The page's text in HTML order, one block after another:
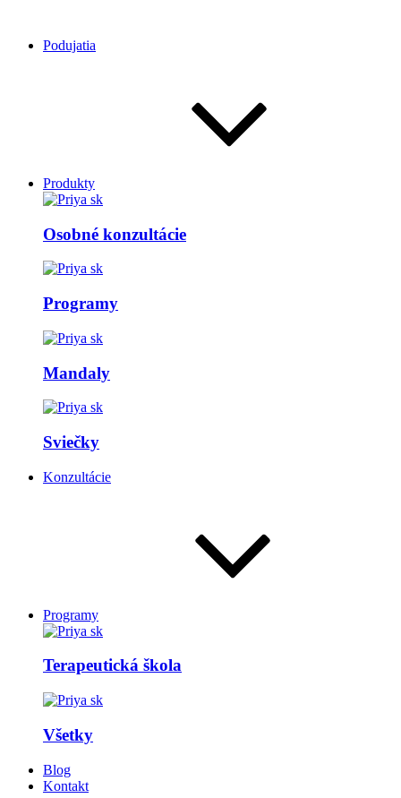
Podujatia
Produkty
Osobné konzultácie
Programy
Mandaly
Sviečky
Konzultácie
Programy
Terapeutická škola
Všetky
Blog
Kontakt